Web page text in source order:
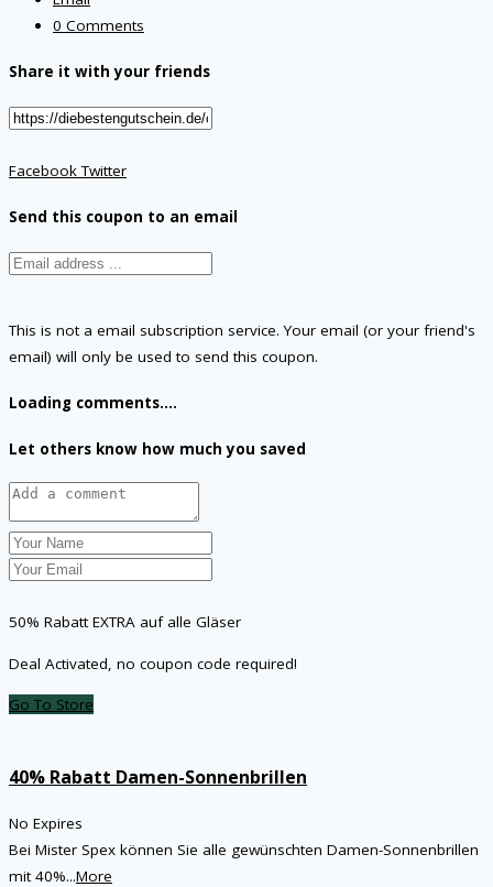
0 Comments
Share it with your friends
FacebookTwitter
Send this coupon to an email
This is not a email subscription service. Your email (or your friend's
email) will only be used to send this coupon.
Loading comments....
Let others know how much you saved
50% Rabatt EXTRA auf alle Gläser
Deal Activated, no coupon code required!
Go To Store
40% Rabatt Damen-Sonnenbrillen
No Expires
Bei Mister Spex können Sie alle gewünschten Damen-Sonnenbrillen
mit 40%...More